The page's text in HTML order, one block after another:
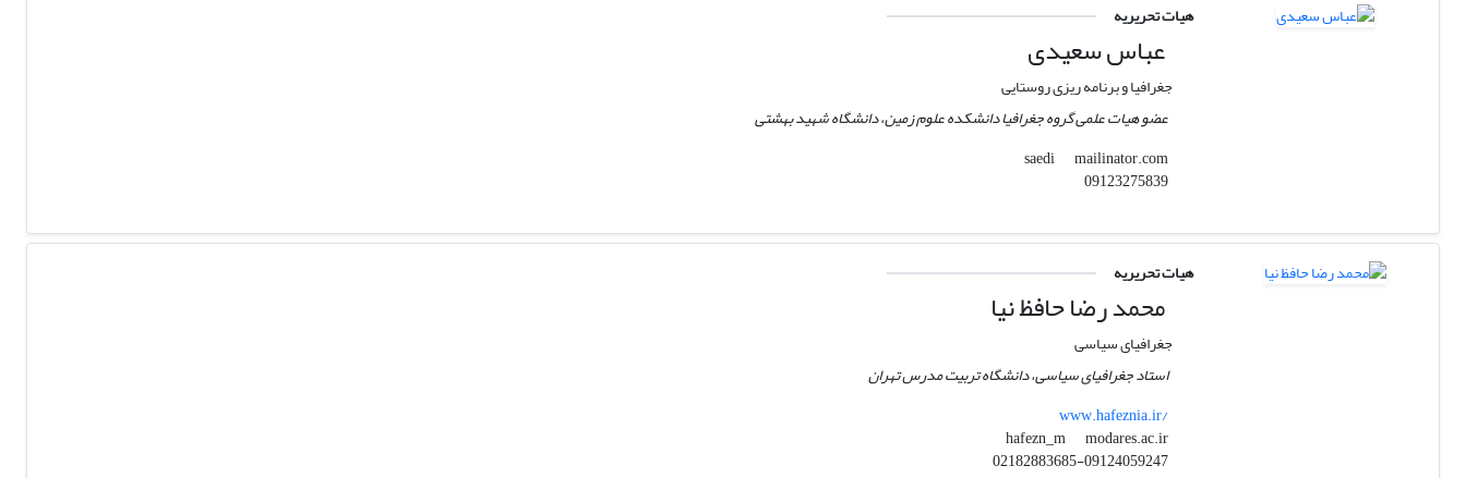
هیات تحریریه
عباس سعیدی
جغرافیا و برنامه ریزی روستایی
عضو هیات علمی گروه جغرافیا دانشکده علوم زمین، دانشگاه شهید بهشتی
saedi
mailinator.com
09123275839
هیات تحریریه
محمد رضا حافظ نیا
جغرافیای سیاسی
استاد جغرافیای سیاسی، دانشگاه تربیت مدرس تهران
www.hafeznia.ir/
hafezn_m
modares.ac.ir
02182883685-09124059247